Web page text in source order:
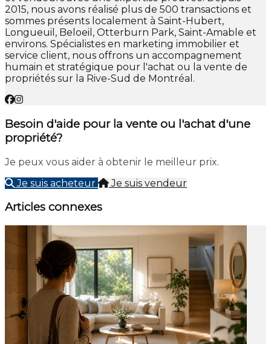
2015, nous avons réalisé plus de 500 transactions et
sommes présents localement à Saint-Hubert,
Longueuil, Beloeil, Otterburn Park, Saint-Amable et
environs. Spécialistes en marketing immobilier et
service client, nous offrons un accompagnement
humain et stratégique pour l'achat ou la vente de
propriétés sur la Rive-Sud de Montréal.
Besoin d'aide pour la vente ou l'achat d'une
propriété?
Je peux vous aider à obtenir le meilleur prix.
Je suis acheteur
Je suis vendeur
Articles connexes